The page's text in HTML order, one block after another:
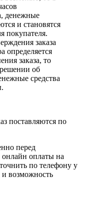
денежные
и становятся
покупателя.
заказа
определяется
заказа, то
об
средства
поставляются по
перед
оплаты на
по телефону у
и возможность